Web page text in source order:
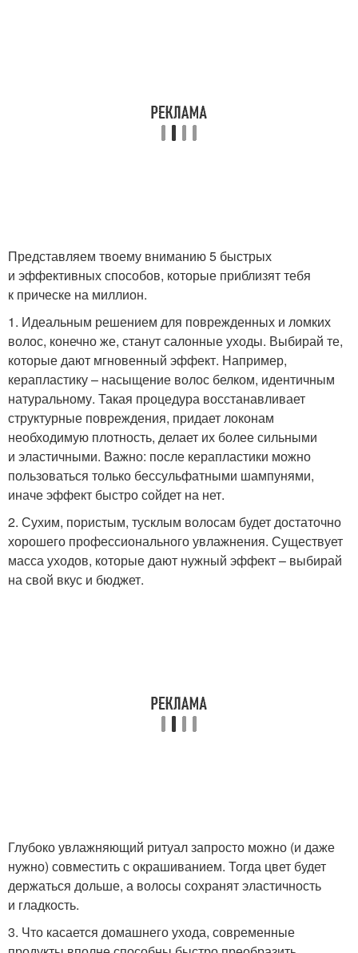
Представляем твоему вниманию 5 быстрых
и эффективных способов, которые приблизят тебя
к прическе на миллион.
1. Идеальным решением для поврежденных и ломких
волос, конечно же, станут салонные уходы. Выбирай те,
которые дают мгновенный эффект. Например,
керапластику – насыщение волос белком, идентичным
натуральному. Такая процедура восстанавливает
структурные повреждения, придает локонам
необходимую плотность, делает их более сильными
и эластичными. Важно: после керапластики можно
пользоваться только бессульфатными шампунями,
иначе эффект быстро сойдет на нет.
2. Сухим, пористым, тусклым волосам будет достаточно
хорошего профессионального увлажнения. Существует
масса уходов, которые дают нужный эффект – выбирай
на свой вкус и бюджет.
Глубоко увлажняющий ритуал запросто можно (и даже
нужно) совместить с окрашиванием. Тогда цвет будет
держаться дольше, а волосы сохранят эластичность
и гладкость.
3. Что касается домашнего ухода, современные